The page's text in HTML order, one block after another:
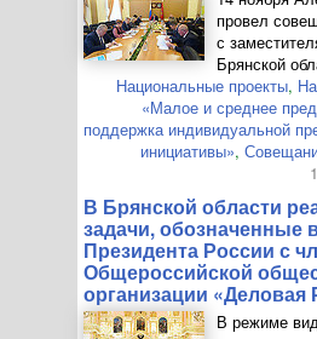
провел
с
Брянской
Национальные проекты,
«Малое и среднее
поддержка индивидуальной
инициативы»,
В Брянской области
задачи, обозначенные
Президента России с
Общероссийской
организации «Деловая
В режиме